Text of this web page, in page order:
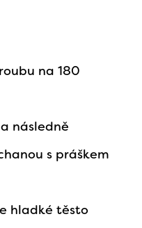
na 180
následně
s práškem
hladké těsto